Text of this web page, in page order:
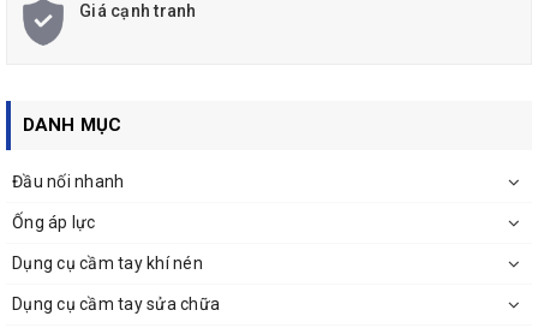
Giá cạnh tranh
DANH MỤC
Đầu nối nhanh
Ống áp lực
Dụng cụ cầm tay khí nén
Dụng cụ cầm tay sửa chữa